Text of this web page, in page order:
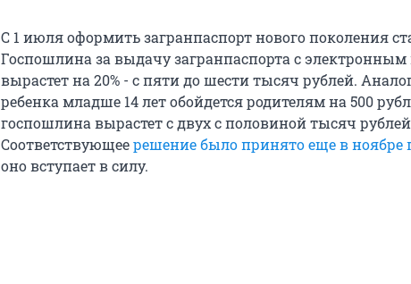
С 1 июля оформить загранпаспорт нового поколения
Госпошлина за выдачу загранпаспорта с
вырастет на 20% - с пяти до шести тысяч рублей.
ребенка младше 14 лет обойдется родителям на 500
госпошлина вырастет с двух с половиной тысяч рублей
Соответствующеерешение было принято еще в ноябре
оно вступает в силу.